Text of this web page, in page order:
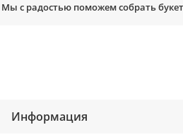
с радостью поможем собрать
Информация